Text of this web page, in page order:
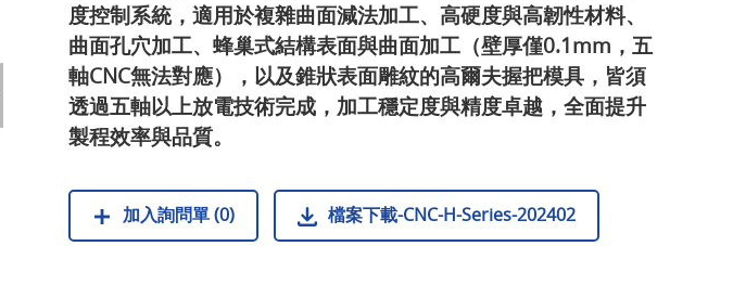
度控制系統，適用於複雜曲面減法加工、高硬度與高韌性材料、
曲面孔穴加工、蜂巢式結構表面與曲面加工（壁厚僅0.1mm，五
軸CNC無法對應），以及錐狀表面雕紋的高爾夫握把模具，皆須
透過五軸以上放電技術完成，加工穩定度與精度卓越，全面提升
製程效率與品質。
加入詢問單 (0) 檔案下載-CNC-H-Series-202402